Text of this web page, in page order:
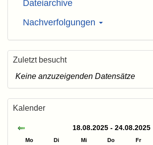
Dateiarchive
Nachverfolgungen
Zuletzt besucht
Keine anzuzeigenden Datensätze
Kalender
18.08.2025 - 24.08.2025
Mo Di Mi Do Fr